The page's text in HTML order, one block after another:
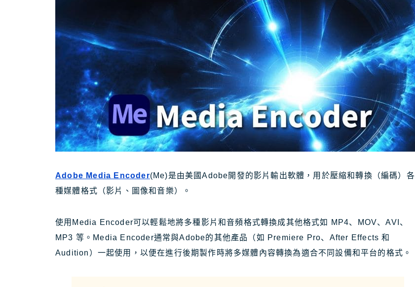
21個免費素材網站
8大日本插圖素材網站
關於Masablog
與Masa聯絡
Adobe Media Encoder(Me)是由美國Adobe開發的影片輸出軟體，用於壓縮和轉換（編碼）各
種媒體格式（影片、圖像和音樂）。
使用Media Encoder可以輕鬆地將多種影片和音頻格式轉換成其他格式如 MP4、MOV、AVI、
MP3 等。Media Encoder通常與Adobe的其他產品（如 Premiere Pro、After Effects 和
Audition）一起使用，以便在進行後期製作時將多媒體內容轉換為適合不同設備和平台的格式。